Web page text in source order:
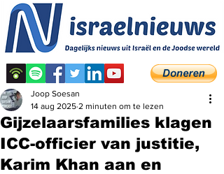
Gijzelaarsfamilies klagen
ICC-officier van justitie,
Karim Khan aan en
Joop Soesan
14 aug 2025 2 minuten om te lezen